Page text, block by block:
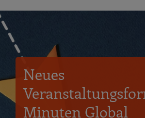
Neues
Minuten Global